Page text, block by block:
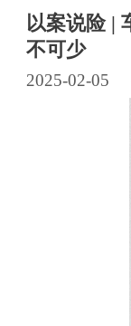
以案说险 |
不可少
2025-02-05